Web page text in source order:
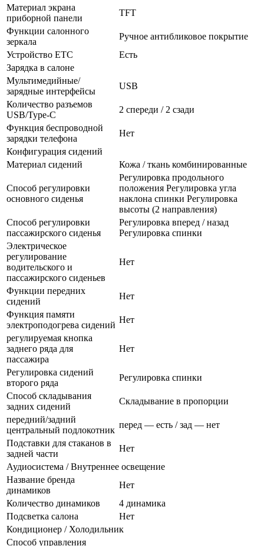
Материал экрана
приборной панели
TFT
Функции салонного
зеркала
Ручное антибликовое покрытие
Устройство ETC
Есть
Зарядка в салоне
Мультимедийные/
зарядные интерфейсы
USB
Количество разъемов
USB/Type-C
2 спереди / 2 сзади
Функция беспроводной
зарядки телефона
Нет
Конфигурация сидений
Материал сидений
Кожа / ткань комбинированные
Способ регулировки
основного сиденья
Регулировка продольного
положения Регулировка угла
наклона спинки Регулировка
высоты (2 направления)
Способ регулировки
пассажирского сиденья
Регулировка вперед / назад
Регулировка спинки
Электрическое
регулирование
водительского и
пассажирского сиденьев
Нет
Функции передних
сидений
Нет
Функция памяти
электроподогрева сидений
Нет
регулируемая кнопка
заднего ряда для
пассажира
Нет
Регулировка сидений
второго ряда
Регулировка спинки
Способ складывания
задних сидений
Складывание в пропорции
передний/задний
центральный подлокотник
перед — есть / зад — нет
Подставки для стаканов в
задней части
Нет
Аудиосистема / Внутреннее освещение
Название бренда
динамиков
Нет
Количество динамиков
4 динамика
Подсветка салона
Нет
Кондиционер / Холодильник
Способ управления